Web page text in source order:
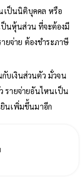
เป็นนิติบุคคล หรือ
ป็นหุ้นส่วน ที่จะต้องมี
ยจ่าย ต้องชำระภาษี
บเงินส่วนตัว มั่วจน
รายจ่ายอันไหนเป็น
ยินเพิ่มขึ้นมาอีก